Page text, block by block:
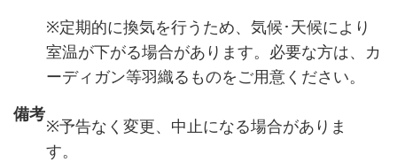
備考
※定期的に換気を行うため、気候･天候により
室温が下がる場合があります。必要な方は、カ
ーディガン等羽織るものをご用意ください。
※予告なく変更、中止になる場合がありま
す。